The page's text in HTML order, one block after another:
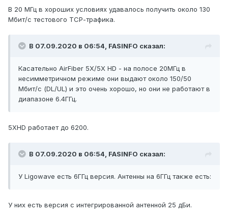
В 20 МГц в хороших условиях удавалось получить около 130
Мбит/с тестового ТСР-трафика.
В 07.09.2020 в 06:54, FASINFO сказал:
Касательно AirFiber 5X/5X HD - на полосе 20МГц в
несимметричном режиме они выдают около 150/50
Мбит/с (DL/UL) и это очень хорошо, но они не работают в
диапазоне 6.4ГГц.
5XHD работает до 6200.
В 07.09.2020 в 06:54, FASINFO сказал:
У Ligowave есть 6ГГц версия. Антенны на 6ГГц также есть:
У них есть версия с интегрированной антенной 25 дБи.